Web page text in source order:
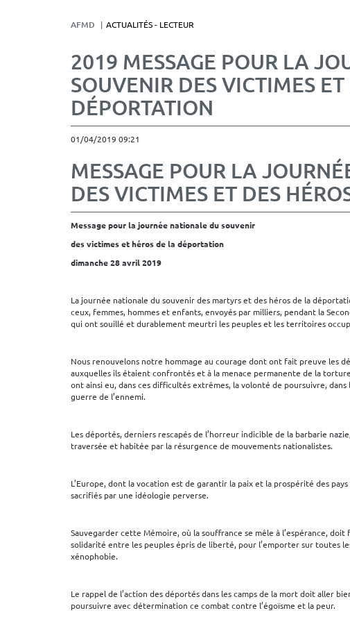
AFMD ACTUALITÉS - LECTEUR
2019 MESSAGE POUR LA
SOUVENIR DES VICTIMES
DÉPORTATION
01/04/2019 09:21
MESSAGE POUR LA
DES VICTIMES ET DES
Message pour la journée nationale du souvenir
des victimes et héros de la déportation
dimanche 28 avril 2019
La journée nationale du souvenir des martyrs et des héros de la
ceux, femmes, hommes et enfants, envoyés par milliers, pendant la
qui ont souillé et durablement meurtri les peuples et les territoires
Nous renouvelons notre hommage au courage dont ont fait preuve les
auxquelles ils étaient confrontés et à la menace permanente de la
ont ainsi eu, dans ces difficultés extrêmes, la volonté de poursuivre,
guerre de l’ennemi.
Les déportés, derniers rescapés de l’horreur indicible de la barbarie
traversée et habitée par la résurgence de mouvements nationalistes.
L’Europe, dont la vocation est de garantir la paix et la prospérité des
sacrifiés par une idéologie perverse.
Sauvegarder cette Mémoire, où la souffrance se mêle à l’espérance,
solidarité entre les peuples épris de liberté, pour l’emporter sur toutes
xénophobie.
Le rappel de l’action des déportés dans les camps de la mort doit aller
poursuivre avec détermination ce combat contre l’égoïsme et la peur.